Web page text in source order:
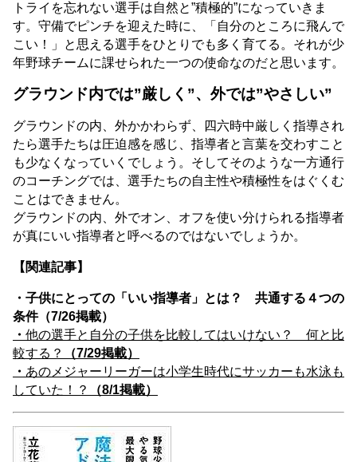
トライを忘れない選手は自然と”積極的”になっていきま
す。守備でピンチを迎えた時に、「自分のところに飛んで
こい！」と思える選手をひとりでも多く育てる。それが少
年野球チームに課せられた一つの使命なのだと思います。
グラウンド内では”厳しく”、外では”やさしい”
グラウンドの内、外かかわらず、四六時中厳しく指導され
たら選手たちは圧迫感を感じ、指導者と言葉を交わすこと
も少なくなっていくでしょう。そしてそのような一方通行
のコーチングでは、選手たちの自主性や積極性をはぐくむ
ことはできません。
グラウンドの内、外でオン、オフを使い分けられる指導者
が真にいい指導者と呼べるのではないでしょうか。
【関連記事】
・子供にとっての「いい指導者」とは？ 共通する４つの
条件（7/26掲載）
・ 他の選手と自分の子供を比較してはいけない？ 何と比
較する？
（7/29掲載）
・ あのメジャーリーガーは小学生時代にサッカーも水泳も
していた！？
（8/1掲載）